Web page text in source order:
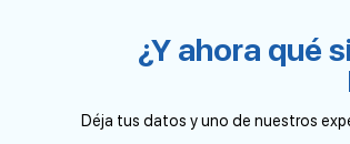
¿Y ahora qué
Déja tus datos y uno de nuestros